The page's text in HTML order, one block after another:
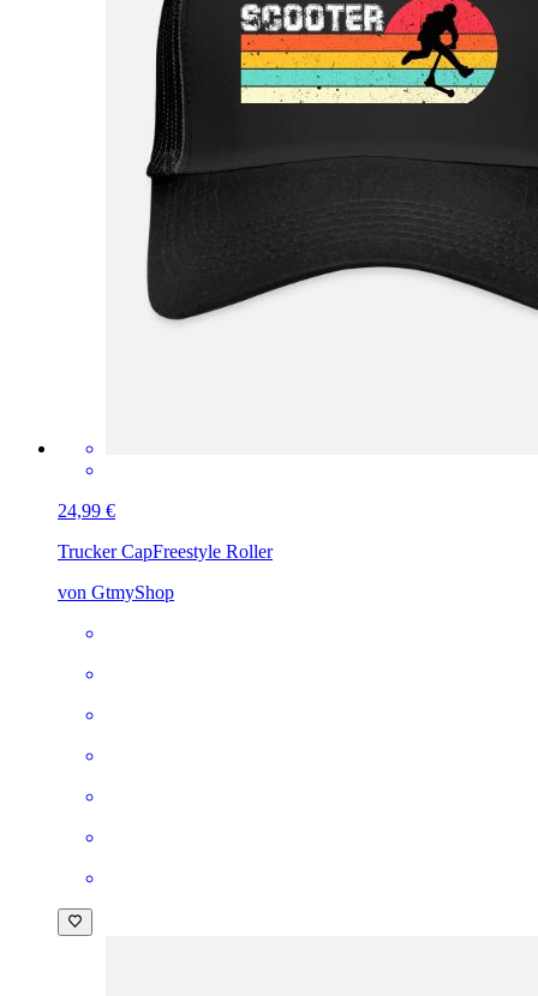
24,99 €
Trucker CapFreestyle Roller
von GtmyShop